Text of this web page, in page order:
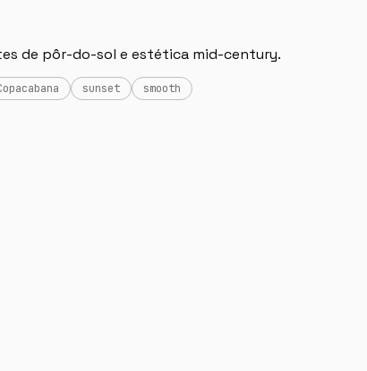
de pôr-do-sol e estética mid-century.
sunset smooth